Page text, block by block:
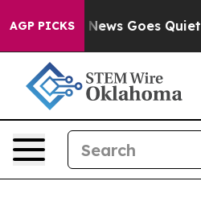
AGP PICKS
Fox News Goes Quiet as